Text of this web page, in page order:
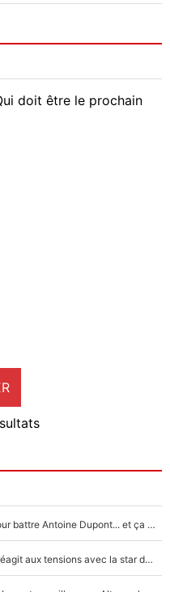
doit être le prochain
Un joueur dévoile la méthode secrète pour battre Antoine Dupont... et ça marche !
Clash avec Antoine Dupont : Un joueur réagit aux tensions avec la star du XV de France !